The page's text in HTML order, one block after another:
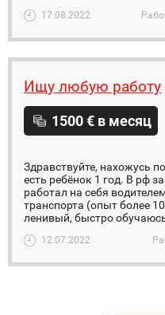
17.08.2022
Ищу любую работу
1500 € в месяц
Здравствуйте, нахожусь
есть ребёнок 1 год. В рф
работал на себя
транспорта (опыт более
ленивый, быстро
12.07.2022